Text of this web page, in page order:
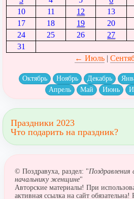
10
11 12 13
17
18 19 20
24
25 26 27
31
← Июль|
Октябрь Ноябрь Декабрь
Апрель
Май Июнь
Праздники 2023
Что подарить на праздник?
© Поздравуха, раздел: "
начальнику женщине"
Авторские материалы! При
активная ссылка на сайт